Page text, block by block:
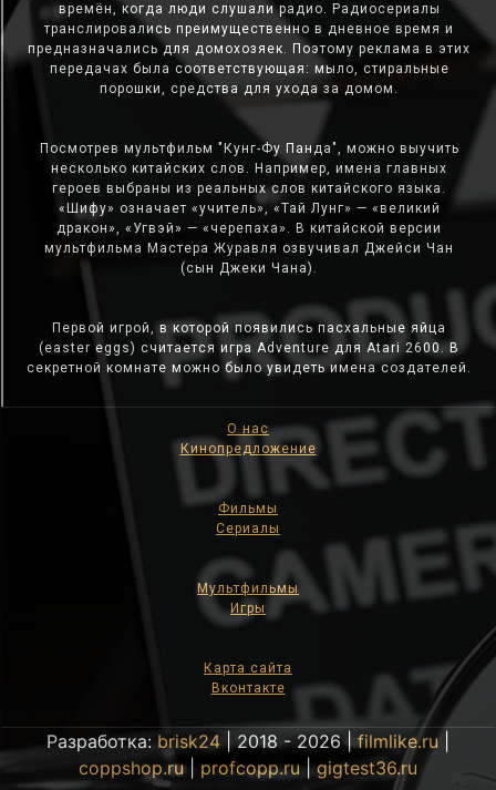
времён, когда люди слушали радио. Радиосериалы
транслировались преимущественно в дневное время и
предназначались для домохозяек. Поэтому реклама в этих
передачах была соответствующая: мыло, стиральные
порошки, средства для ухода за домом.
Посмотрев мультфильм "Кунг-Фу Панда", можно выучить
несколько китайских слов. Например, имена главных
героев выбраны из реальных слов китайского языка.
«Шифу» означает «учитель», «Тай Лунг» — «великий
дракон», «Угвэй» — «черепаха». В китайской версии
мультфильма Мастера Журавля озвучивал Джейси Чан
(сын Джеки Чана).
Первой игрой, в которой появились пасхальные яйца
(easter eggs) считается игра Adventure для Atari 2600. В
секретной комнате можно было увидеть имена создателей.
О нас
Кинопредложение
Фильмы
Сериалы
Мультфильмы
Игры
Карта сайта
Вконтакте
Разработка: brisk24 | 2018 - 2026 |filmlike.ru
coppshop.ru| profcopp.ru|gigtest36.ru